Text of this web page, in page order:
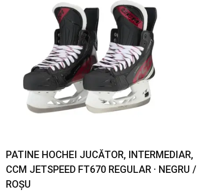
PATINE HOCHEI JUCĂTOR, INTERMEDIAR,
CCM JETSPEED FT670 REGULAR · NEGRU /
ROȘU